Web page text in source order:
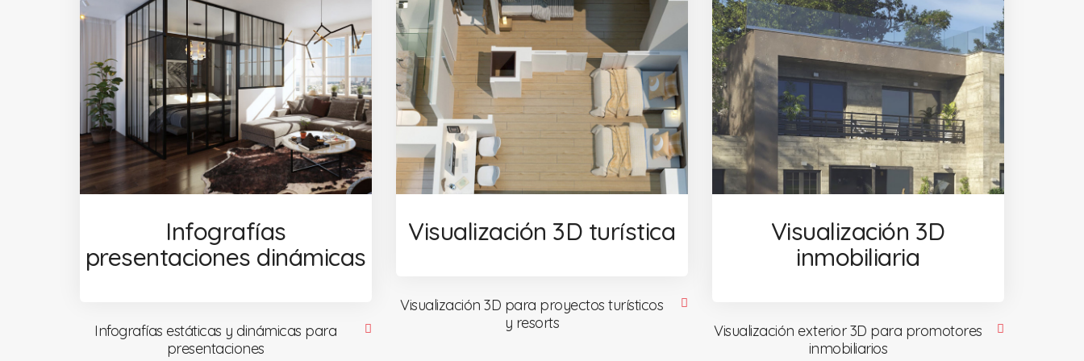
Infografías
presentaciones dinámicas
Infografías estáticas y dinámicas para
presentaciones
Visualización 3D turística
Visualización 3D para proyectos turísticos
y resorts
Visualización 3D
inmobiliaria
Visualización exterior 3D para promotores
inmobiliarios